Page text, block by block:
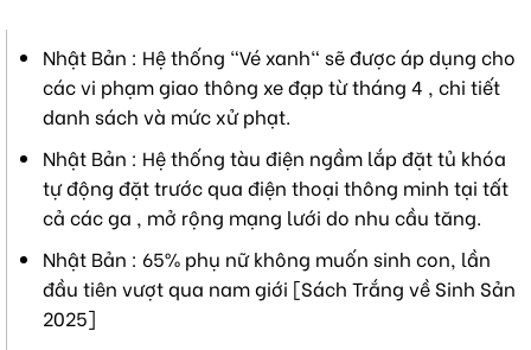
Nhật Bản : Hệ thống "Vé xanh" sẽ được áp dụng cho
các vi phạm giao thông xe đạp từ tháng 4 , chi tiết
danh sách và mức xử phạt.
Nhật Bản : Hệ thống tàu điện ngầm lắp đặt tủ khóa
tự động đặt trước qua điện thoại thông minh tại tất
cả các ga , mở rộng mạng lưới do nhu cầu tăng.
Nhật Bản : 65% phụ nữ không muốn sinh con, lần
đầu tiên vượt qua nam giới [Sách Trắng về Sinh Sản
2025]